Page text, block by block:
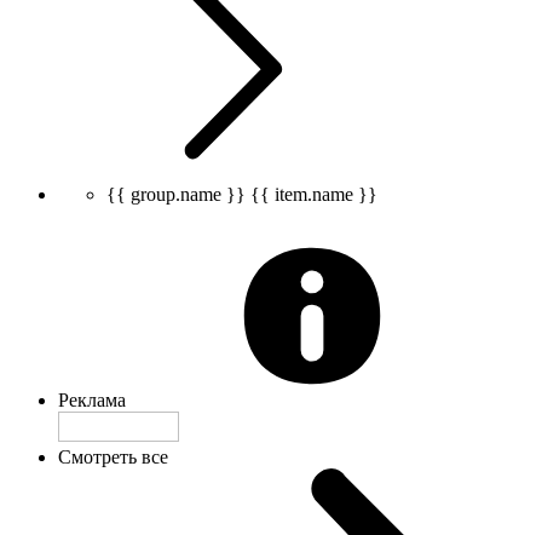
{{ group.name }} {{ item.name }}
Реклама
Смотреть все